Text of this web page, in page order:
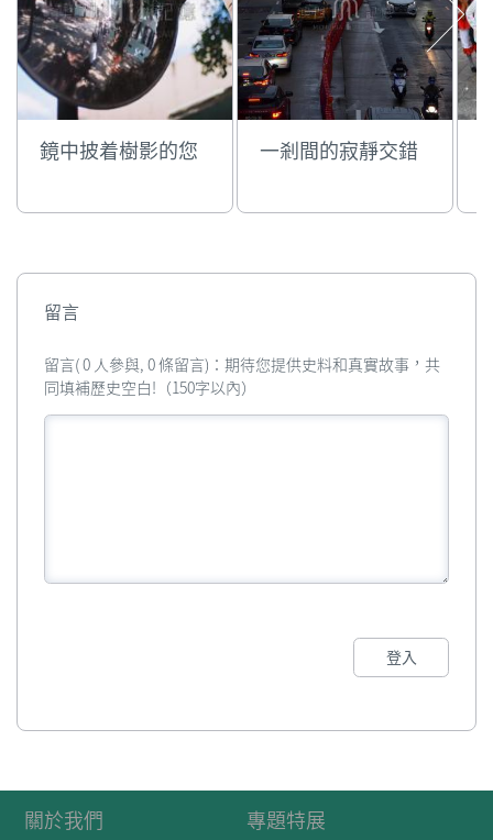
鏡中披着樹影的您 一剎間的寂靜交錯
留言
留言( 0 人參與, 0 條留言)：期待您提供史料和真實故事，共
同填補歷史空白!（150字以內）
登入
關於我們
專題特展